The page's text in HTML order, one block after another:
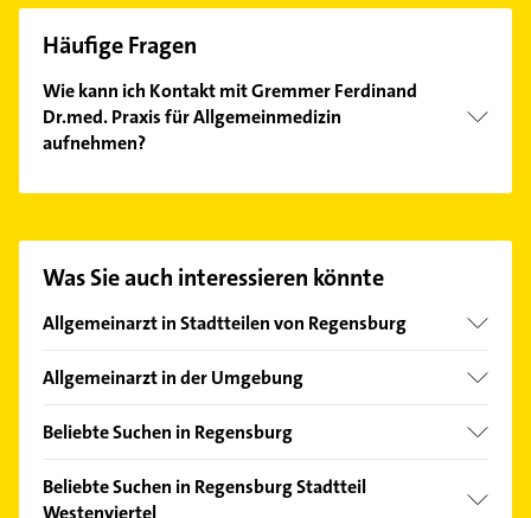
Häufige Fragen
Wie kann ich Kontakt mit Gremmer Ferdinand
Dr.med. Praxis für Allgemeinmedizin
aufnehmen?
auswählen. Hier finden Sie alleKontaktdaten
Was Sie auch interessieren könnte
Allgemeinarzt in Stadtteilen von Regensburg
Burgweinting-Harting
Innenstadt
Konradsiedlung-Wutzlhofen
Allgemeinarzt in der Umgebung
Lappersdorf
Sinzing
Beliebte Suchen in Regensburg
Bestatter
Bauunternehmen
Beliebte Suchen in Regensburg Stadtteil
Westenviertel